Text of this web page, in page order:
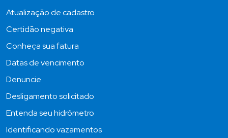
Atualização de cadastro
Certidão negativa
Conheça sua fatura
Datas de vencimento
Denuncie
Desligamento solicitado
Entenda seu hidrômetro
Identificando vazamentos